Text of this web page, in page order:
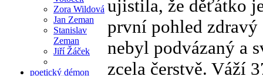
Zora Wildová
Jan Zeman
Stanislav
Zeman
Jiří Žáček
poetický démon
ujistila, že děťátko
první pohled
nebyl podvázaný a
zcela čerstvě. Váží